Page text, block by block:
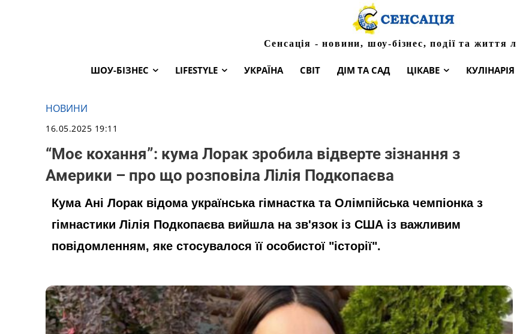
Сенсація - новини, шоу-бізнес, події та життя
ШОУ-БІЗНЕС LIFESTYLE УКРАЇНА СВІТ ДІМ ТА САД ЦІКАВЕ КУЛІНАРІЯ
НОВИНИ
16.05.2025 19:11
“Моє кохання”: кума Лорак зробила відверте зізнання з
Америки – про що розповіла Лілія Подкопаєва
Кума Ані Лорак відома українська гімнастка та Олімпійська чемпіонка з
гімнастики Лілія Подкопаєва вийшла на зв'язок із США із важливим
повідомленням, яке стосувалося її особистої "історії".